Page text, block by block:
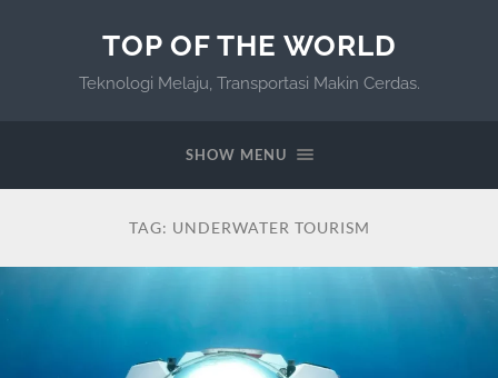
TOP OF THE WORLD
Teknologi Melaju, Transportasi Makin Cerdas.
SHOW MENU
TAG: UNDERWATER TOURISM